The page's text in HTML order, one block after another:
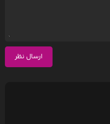
ارسال نظر